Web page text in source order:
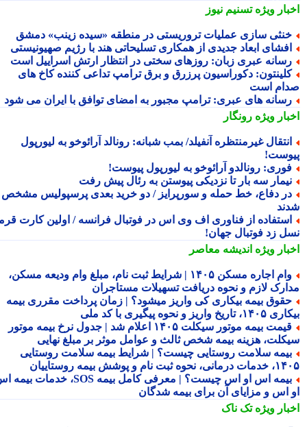
ویژهتسنیم نیوز
سازی عملیات تروریستی در منطقه «سیده زینب» دمشق
ابعاد جدیدی از همکاری تسلیحاتی هند با رژیم صهیونیستی
عبری زبان: روزهای سختی در انتظار ارتش اسراییل است
دکوراسیون پرزرق و برق ترامپ تداعی کننده کاخ های
است
های عبری: ترامپ مجبور به امضای توافق با ایران می شود
ویژهرونگار
غیرمنتظره آنفیلد/ بمب شبانه: رونالد آرائوخو به لیورپول
رونالدو آرائوخو به لیورپول پیوست!
سه بار تا نزدیکی پیوستن به رئال پیش رفت
دفاع، خط حمله و سورپرایز / دو خرید بعدی پرسپولیس مشخص
از فناوری اف وی اس در فوتبال فرانسه / اولین کارت قرمز
زد فوتبال جهان!
ویژهاندیشه معاصر
وام اجاره مسکن ۱۴۰۵ | شرایط ثبت نام، مبلغ وام ودیعه مسکن،
لازم و نحوه دریافت تسهیلات مستاجران
بیمه بیکاری کی واریز میشود؟ | زمان پرداخت مقرری بیمه
واریز و نحوه پیگیری با کد ملی
قیمت بیمه موتور سیکلت ۱۴۰۵ اعلام شد | جدول نرخ بیمه موتور
هزینه بیمه شخص ثالث و عوامل موثر بر مبلغ نهایی
سلامت روستایی چیست؟ | شرایط بیمه سلامت روستایی
نام و پوشش بیمه روستاییان
بیمه اس او اس چیست؟ | معرفی کامل بیمه SOS، خدمات بیمه اس
اس و مزایای آن برای بیمه شدگان
ویژهتک ناک